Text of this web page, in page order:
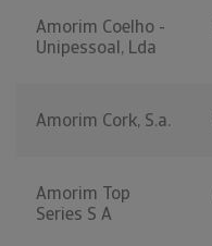
Amorim Coelho -
Unipessoal, Lda
Amorim Cork, S.a.
Amorim Top
Series S A